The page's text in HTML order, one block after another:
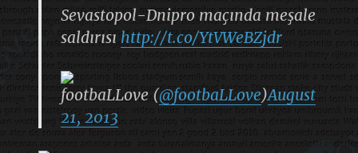
Sevastopol-Dnipro maçında meşale
saldırısı http://t.co/YtVWeBZjdr
footbaLLove (@footbaLLove)August
21, 2013